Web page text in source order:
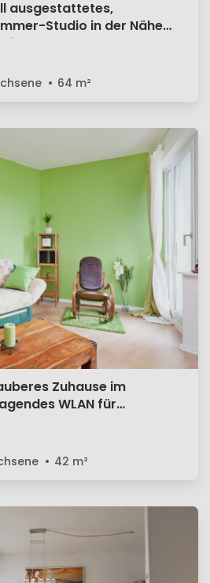
ausgestattetes,
Studio in der Nähe
64 m²
Zuhause im
WLAN für
42 m²